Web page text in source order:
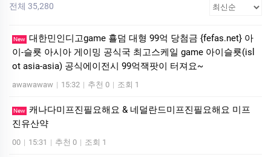
전체 35,280
New 대한민인디­고ga­me 횰덤 대형 99억 당첨금 {fefas.net} 아
이-슬룟 아시아 게이밍 공식국 최고스케일 ga­me 아이슬룟(is­l
ot asia-asia) 공식에이전시 99억잭­팟이 터져요~
awawawaw | 15:32 | 추천 0 | 조회 1
New 캐나다미프진필요해요 & 네덜란드미프진필요해요 미­프
진유산약
00 | 15:31 | 추천 0 | 조회 1